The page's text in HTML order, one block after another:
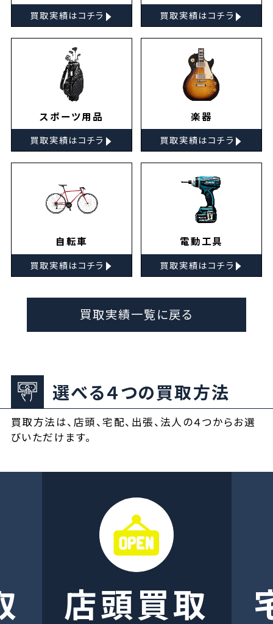
買取実績はコチラ ▸ 買取実績はコチラ ▸
スポーツ用品
買取実績はコチラ ▸
楽器
買取実績はコチラ ▸
自転車
買取実績はコチラ ▸
電動工具
買取実績はコチラ ▸
買取実績一覧に戻る
選べる４つの買取方法
買取方法は、店頭、宅配、出張、法人の４つからお選
びいただけます。
店頭買取